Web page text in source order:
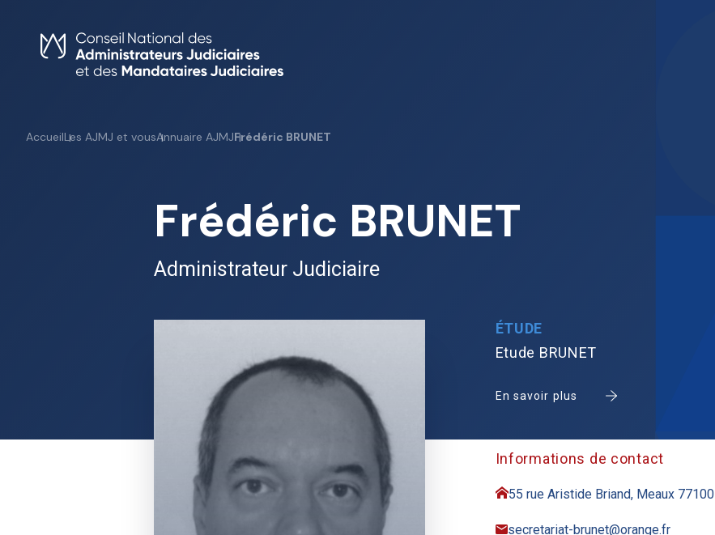
content
AccueilLes AJMJ et vousAnnuaire AJMJFrédéric BRUNET
Frédéric BRUNET
Administrateur Judiciaire
ÉTUDE
Etude BRUNET
En savoir plus
Informations de contact
55 rue Aristide Briand, Meaux 77100
secretariat-brunet@orange.fr